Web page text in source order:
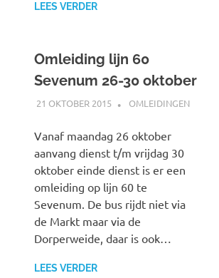
LEES VERDER
Omleiding lijn 60
Sevenum 26-30 oktober
21 OKTOBER 2015 SPOORZOEKER
OMLEIDINGEN
Vanaf maandag 26 oktober
aanvang dienst t/m vrijdag 30
oktober einde dienst is er een
omleiding op lijn 60 te
Sevenum. De bus rijdt niet via
de Markt maar via de
Dorperweide, daar is ook…
LEES VERDER